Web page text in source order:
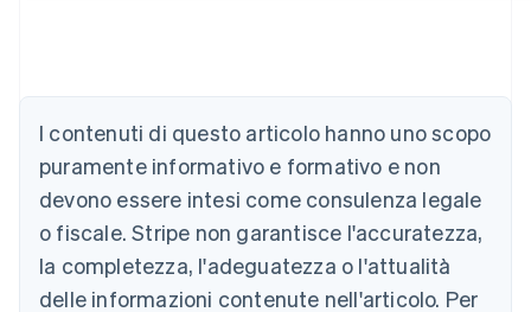
I contenuti di questo articolo hanno uno scopo
puramente informativo e formativo e non
devono essere intesi come consulenza legale
o fiscale. Stripe non garantisce l'accuratezza,
la completezza, l'adeguatezza o l'attualità
delle informazioni contenute nell'articolo. Per
English
Austria
Deutsch English
Belgio
NederlandsFrançaisDeutschEnglish
PortuguêsEnglish
Bulgaria
English